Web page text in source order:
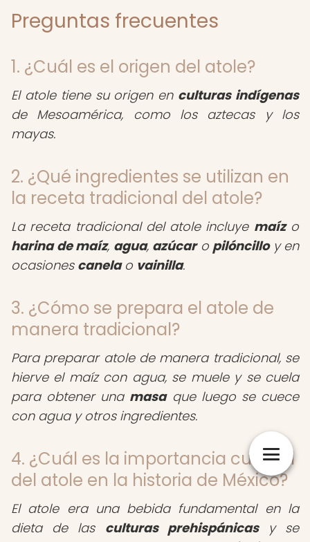
Preguntas frecuentes
1. ¿Cuál es el origen del atole?
El atole tiene su origen en culturas indígenas
de Mesoamérica, como los aztecas y los
mayas.
2. ¿Qué ingredientes se utilizan en
la receta tradicional del atole?
La receta tradicional del atole incluye maízo
harina de maíz, agua, azúcaro pilóncilloy en
ocasiones canelao vainilla.
3. ¿Cómo se prepara el atole de
manera tradicional?
Para preparar atole de manera tradicional, se
hierve el maíz con agua, se muele y se cuela
para obtener una masaque luego se cuece
con agua y otros ingredientes.
4. ¿Cuál es la importancia cultural
del atole en la historia de México?
El atole era una bebida fundamental en la
dieta de las culturas prehispánicasy se